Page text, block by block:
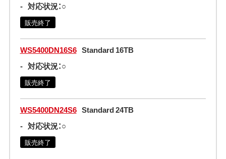
- 対応状況：○
販売終了
WS5400DN16S6 Standard 16TB
- 対応状況：○
販売終了
WS5400DN24S6 Standard 24TB
- 対応状況：○
販売終了